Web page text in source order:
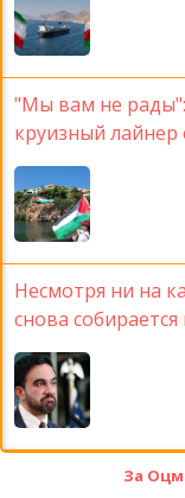
"Мы вам не рады":
круизный лайнер
Несмотря ни на
снова